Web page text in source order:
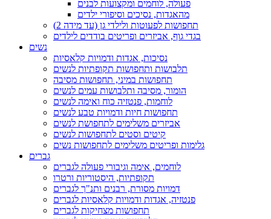
פעולה, לוחמים ומקצועות לבנים
מהאגדות, נסיכים וסיפורי ילדים
תחפושות לפעוטות ולילדי גן (עד מידה 2)
בגדי גוף, אביזרים ופריטים בודדים לילדים
נשים
נסיכות, אגדות ודמויות קלאסיות
תלבושות ותחפושות תקופתיות לנשים
תחפושות במיני, תחפושות מסיבה
הומור, מסיבה ותלבושות עמים לנשים
לוחמות, פנטזיה כוח ואימה לנשים
תחפושות חיות ודמויות טבע לנשים
אביזרים משלימים לתחפושת לנשים
קיטים וסטים לתחפושות לנשים
גלימות ופריטים משלימים לתחפושות נשים
גברים
לוחמים, אימה וגיבורי פעולה לגברים
תקופתיות, היסטוריות ורטרו
דמויות מסורת, רבנים ותנ"ך לגברים
פנטזיה, אגדות ודמויות קלאסיות לגברים
תחפושות מצחיקות לגברים